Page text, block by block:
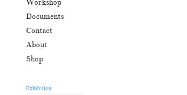
Workshop
Documents
Contact
About
Shop
Exhibition